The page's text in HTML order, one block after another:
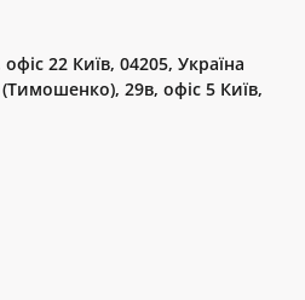
22 Київ, 04205, Україна
29в, офіс 5 Київ,